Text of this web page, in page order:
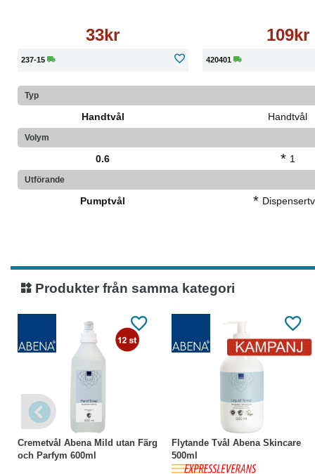
33kr
237-15
109kr
420401
Typ
Handtvål Handtvål
Volym
0.6 * 1
Utförande
Pumptvål *
Produkter från samma kategori
Cremetvål Abena Mild utan Färg
och Parfym 600ml
Läs mer
Flytande Tvål Abena Skincare
500ml
Köp